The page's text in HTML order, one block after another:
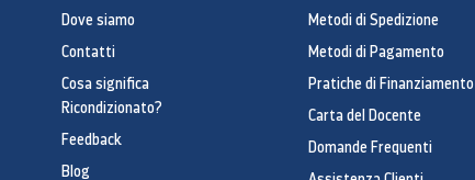
Dove siamo
Contatti
Cosa significa
Ricondizionato?
Feedback
Blog
Metodi di Spedizione
Metodi di Pagamento
Pratiche di Finanziamento
Carta del Docente
Domande Frequenti